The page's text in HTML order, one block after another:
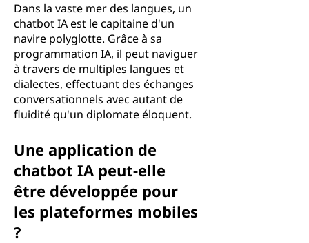
Dans la vaste mer des langues, un
chatbot IA est le capitaine d'un
navire polyglotte. Grâce à sa
programmation IA, il peut naviguer
à travers de multiples langues et
dialectes, effectuant des échanges
conversationnels avec autant de
fluidité qu'un diplomate éloquent.
Une application de
chatbot IA peut-elle
être développée pour
les plateformes mobiles
?